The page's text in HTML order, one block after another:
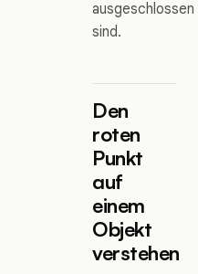
ausgeschlossen
sind.
Den
roten
Punkt
auf
einem
Objekt
verstehen